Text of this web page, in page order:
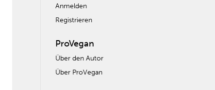
Anmelden
Registrieren
ProVegan
Über den Autor
Über ProVegan